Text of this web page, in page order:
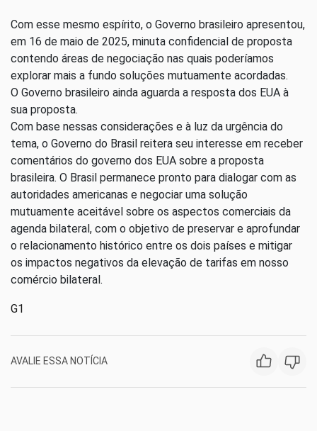
Com esse mesmo espírito, o Governo brasileiro apresentou,
em 16 de maio de 2025, minuta confidencial de proposta
contendo áreas de negociação nas quais poderíamos
explorar mais a fundo soluções mutuamente acordadas.
O Governo brasileiro ainda aguarda a resposta dos EUA à
sua proposta.
Com base nessas considerações e à luz da urgência do
tema, o Governo do Brasil reitera seu interesse em receber
comentários do governo dos EUA sobre a proposta
brasileira. O Brasil permanece pronto para dialogar com as
autoridades americanas e negociar uma solução
mutuamente aceitável sobre os aspectos comerciais da
agenda bilateral, com o objetivo de preservar e aprofundar
o relacionamento histórico entre os dois países e mitigar
os impactos negativos da elevação de tarifas em nosso
comércio bilateral.
G1
AVALIE ESSA NOTÍCIA